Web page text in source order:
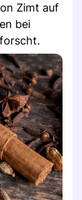
Zimt auf
bei